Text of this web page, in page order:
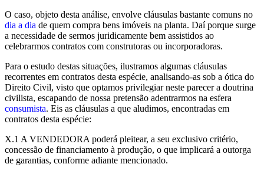
O caso, objeto desta análise, envolve cláusulas bastante comuns no
dia a dia de quem compra bens imóveis na planta. Daí porque surge
a necessidade de sermos juridicamente bem assistidos ao
celebrarmos contratos com construtoras ou incorporadoras.
Para o estudo destas situações, ilustramos algumas cláusulas
recorrentes em contratos desta espécie, analisando-as sob a ótica do
Direito Civil, visto que optamos privilegiar neste parecer a doutrina
civilista, escapando de nossa pretensão adentrarmos na esfera
consumista. Eis as cláusulas a que aludimos, encontradas em
contratos desta espécie:
X.1 A VENDEDORA poderá pleitear, a seu exclusivo critério,
concessão de financiamento à produção, o que implicará a outorga
de garantias, conforme adiante mencionado.